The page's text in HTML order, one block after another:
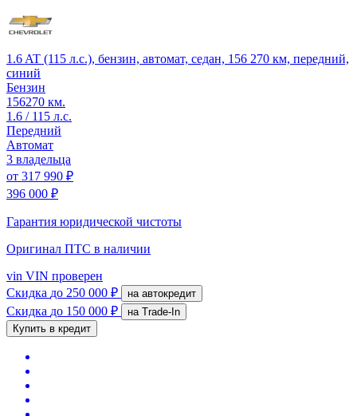
1.6 AT (115 л.с.), бензин, автомат, седан, 156 270 км, передний,
синий
Бензин
156270 км.
1.6 / 115 л.с.
Передний
Автомат
3 владельца
от 317 990 ₽
396 000 ₽
Гарантия юридической чистоты
Оригинал ПТС в наличии
vin VIN проверен
Скидка до 250 000 ₽ на автокредит
Скидка до 150 000 ₽
на Trade-In
Купить в кредит